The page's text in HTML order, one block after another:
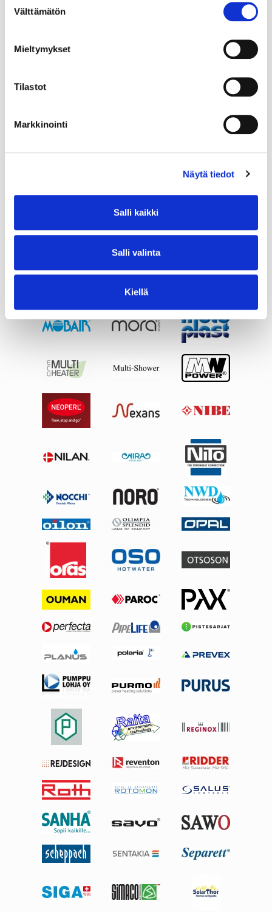
valinta
Välttämätön
Mieltymykset
Tilastot
Markkinointi
Näytä tiedot
Salli kaikki
Salli valinta
Kiellä